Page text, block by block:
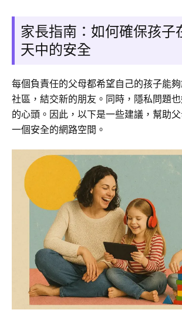
家長指南：如何確保孩子
天中的安全
每個負責任的父母都希望自己的孩子能
社區，結交新的朋友。同時，隱私問題
的心頭。因此，以下是一些建議，幫助
一個安全的網路空間。